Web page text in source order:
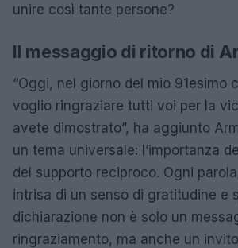
unire così tante persone?
Il messaggio di ritorno di
“Oggi, nel giorno del mio 91esimo
voglio ringraziare tutti voi per la
avete dimostrato”, ha aggiunto
un tema universale: l’importanza
del supporto reciproco. Ogni
intrisa di un senso di gratitudine e
dichiarazione non è solo un
ringraziamento, ma anche un